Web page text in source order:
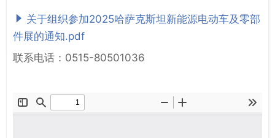
关于组织参加2025哈萨克斯坦新能源电动车及零部
件展的通知.pdf
联系电话：0515-80501036